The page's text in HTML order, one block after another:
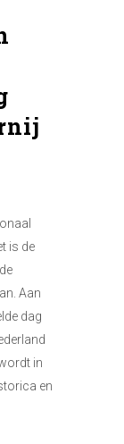
is de
Aan
dag
in
en